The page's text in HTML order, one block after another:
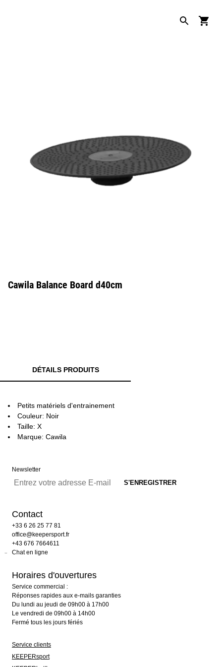
Cawila Balance Board d40cm
DÉTAILS PRODUITS
Petits matériels d'entrainement
Couleur: Noir
Taille: X
Marque: Cawila
Newsletter
Contact
+33 6 26 25 77 81
office@keepersport.fr
+43 676 7664611
Chat en ligne
Horaires d'ouvertures
Service commercial :
Réponses rapides aux e-mails garanties
Du lundi au jeudi de 09h00 à 17h00
Le vendredi de 09h00 à 14h00
Fermé tous les jours fériés
Service clients
KEEPERsport